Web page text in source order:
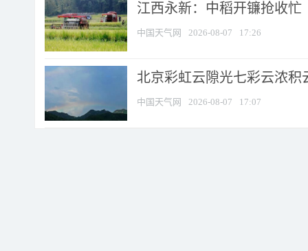
江西永新：中稻开镰抢收忙
中国天气网 2026-08-07 17:26
北京彩虹云隙光七彩云浓积
中国天气网 2026-08-07 17:07